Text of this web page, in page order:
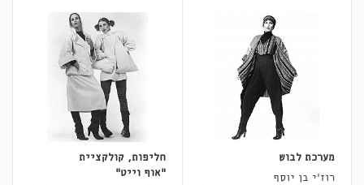
מערכת לבוש
רוז'י בן יוסף
חליפות, קולקציית
"אוף וייט"